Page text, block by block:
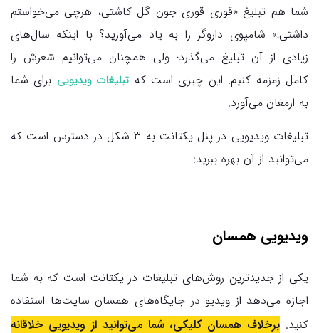
شما هم تبلیغ «قوری قوری جون گل کاشتی، هرچی می‌خواستم
داشتی!» شامپوی داروگر را به یاد می‌‌آورید؟ با اینکه سال‌های
زیادی از آن تبلیغ می‌گذرد؛ ولی همچنان می‌توانیم شعرش را
کامل زمزمه کنیم. این چیزی است که تبلیغات ویدیویی برای شما
به ارمغان می‌آورد.
تبلیغات ویدیویی در پنل یکتانت به ۳ شکل در دسترس است که
می‌توانید از آن بهره ببرید:
ویدیویی همسان
یکی از جدیدترین روش‌های تبلیغات در یکتانت است که به شما
اجازه می‌دهد از ویدیو در جایگاه‌های همسان سایت‌ها استفاده
کنید. برخلاف همسان کلیکی، شما می‌توانید از ویدیویی خلاقانه